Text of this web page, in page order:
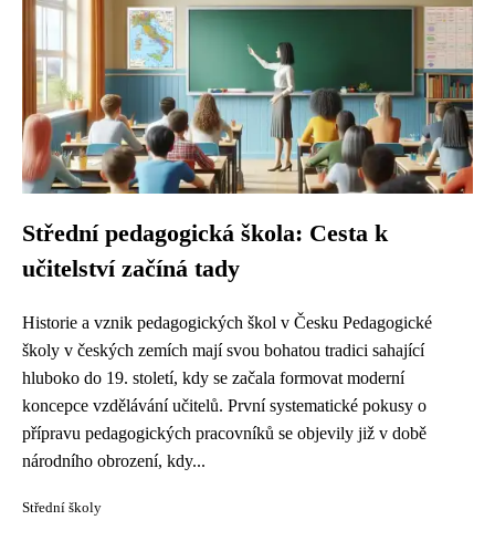
Střední pedagogická škola: Cesta k
učitelství začíná tady
Historie a vznik pedagogických škol v Česku Pedagogické
školy v českých zemích mají svou bohatou tradici sahající
hluboko do 19. století, kdy se začala formovat moderní
koncepce vzdělávání učitelů. První systematické pokusy o
přípravu pedagogických pracovníků se objevily již v době
národního obrození, kdy...
Střední školy